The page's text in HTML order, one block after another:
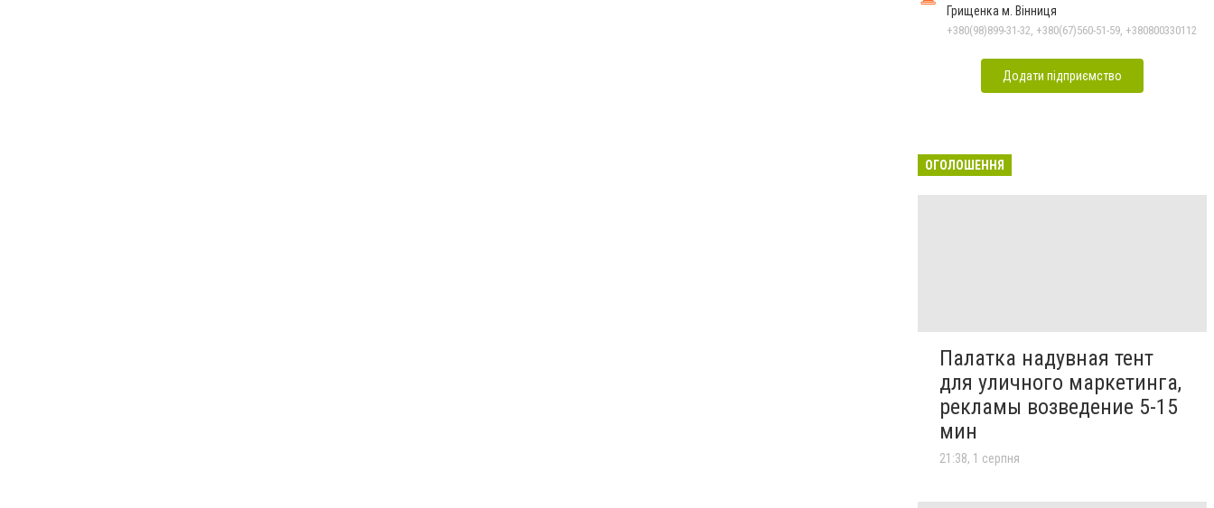
Грищенка м. Вінниця
+380(98)899-31-32, +380(67)560-51-59, +380800330112
Додати підприємство
ОГОЛОШЕННЯ
Палатка надувная тент
для уличного маркетинга,
рекламы возведение 5-15
мин
21:38, 1 серпня